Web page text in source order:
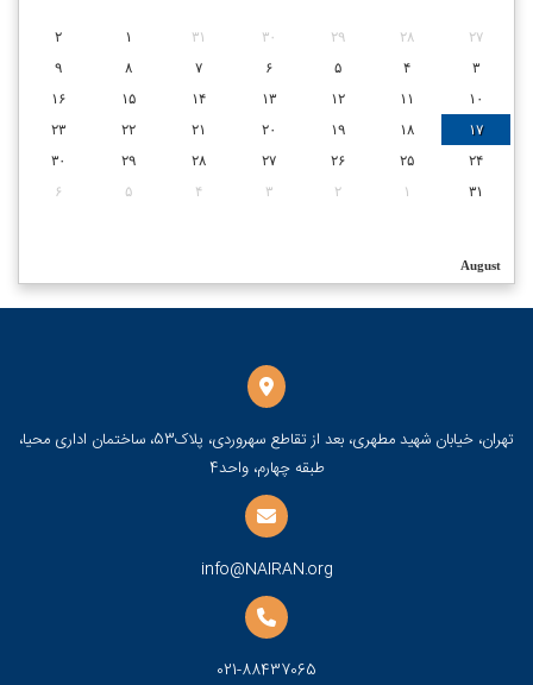
۲۷ ۲۸ ۲۹ ۳۰ ۳۱ ۱
۲
۳
۴ ۵ ۶ ۷ ۸
۹
۱۰
۱۱ ۱۲ ۱۳ ۱۴ ۱۵
۱۶
۱۷
۱۸ ۱۹ ۲۰ ۲۱ ۲۲
۲۳
۲۴
۲۵ ۲۶ ۲۷ ۲۸ ۲۹
۳۰
۳۱
۱ ۲ ۳ ۴ ۵ ۶
August
تهران، خیابان شهید مطهری، بعد از تقاطع سهروردی، پلاک53، ساختمان اداری محیا،
طبقه چهارم، واحد4
info@NAIRAN.org
021-88437065